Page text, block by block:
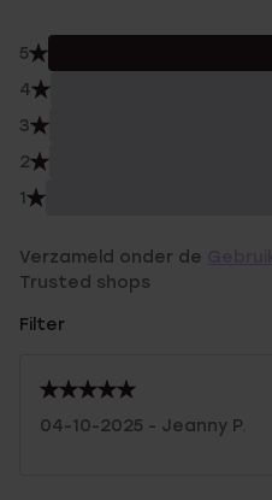
5
4
3
2
1
Verzameld onder de
Trusted shops
Filter
04-10-2025 - Jeanny P.